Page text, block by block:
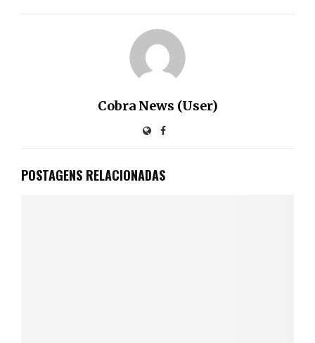
Cobra News (User)
POSTAGENS RELACIONADAS